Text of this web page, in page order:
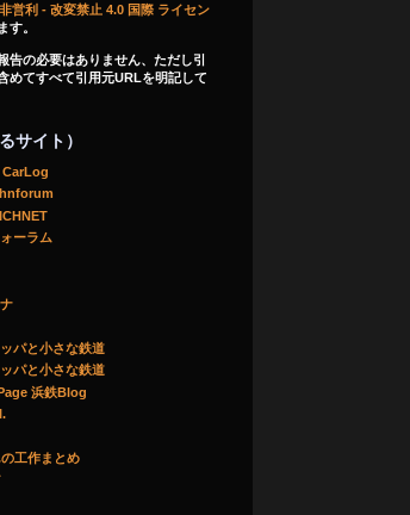
営利 - 改変禁止 4.0 国際 ライセン
す。
告の必要はありません、ただし引
めてすべて引用元URLを明記して
サイト）
ーラム
パと小さな鉄道
パと小さな鉄道
浜鉄Blog
工作まとめ